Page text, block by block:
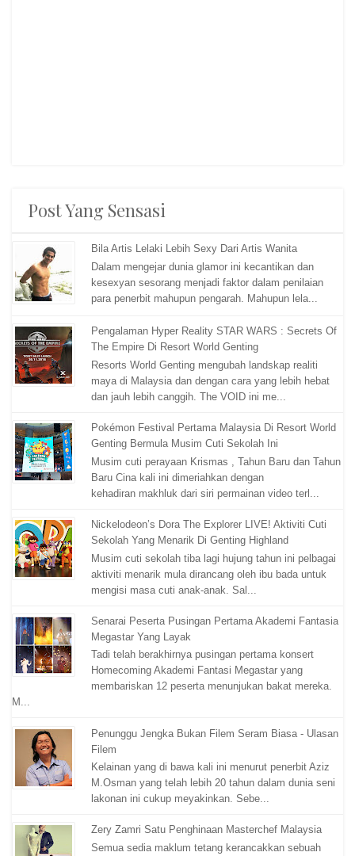
Post Yang Sensasi
Bila Artis Lelaki Lebih Sexy Dari Artis Wanita
Dalam mengejar dunia glamor ini kecantikan dan
kesexyan sesorang menjadi faktor dalam penilaian
para penerbit mahupun pengarah. Mahupun lela...
Pengalaman Hyper Reality STAR WARS : Secrets Of
The Empire Di Resort World Genting
Resorts World Genting mengubah landskap realiti
maya di Malaysia dan dengan cara yang lebih hebat
dan jauh lebih canggih. The VOID ini me...
Pokémon Festival Pertama Malaysia Di Resort World
Genting Bermula Musim Cuti Sekolah Ini
Musim cuti perayaan Krismas , Tahun Baru dan Tahun
Baru Cina kali ini dimeriahkan dengan
kehadiran makhluk dari siri permainan video terl...
Nickelodeon’s Dora The Explorer LIVE! Aktiviti Cuti
Sekolah Yang Menarik Di Genting Highland
Musim cuti sekolah tiba lagi hujung tahun ini pelbagai
aktiviti menarik mula dirancang oleh ibu bada untuk
mengisi masa cuti anak-anak. Sal...
Senarai Peserta Pusingan Pertama Akademi Fantasia
Megastar Yang Layak
Tadi telah berakhirnya pusingan pertama konsert
Homecoming Akademi Fantasi Megastar yang
membariskan 12 peserta menunjukan bakat mereka.
M...
Penunggu Jengka Bukan Filem Seram Biasa - Ulasan
Filem
Kelainan yang di bawa kali ini menurut penerbit Aziz
M.Osman yang telah lebih 20 tahun dalam dunia seni
lakonan ini cukup meyakinkan. Sebe...
Zery Zamri Satu Penghinaan Masterchef Malaysia
Semua sedia maklum tetang kerancakkan sebuah